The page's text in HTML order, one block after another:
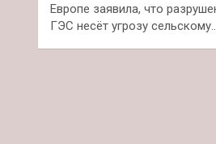
Европе заявила, что
ГЭС несёт угрозу